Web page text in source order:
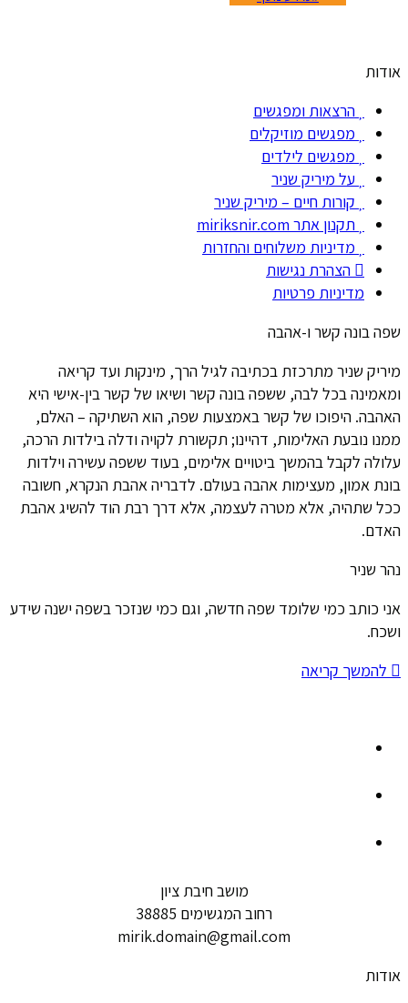
אודות
הרצאות ומפגשים
מפגשים מוזיקלים
מפגשים לילדים
על מיריק שניר
קורות חיים – מיריק שניר
תקנון אתר miriksnir.com
מדיניות משלוחים והחזרות
הצהרת נגישות
מדיניות פרטיות
שפה בונה קשר ו-אהבה
מיריק שניר מתרכזת בכתיבה לגיל הרך, מינקות ועד קריאה
ומאמינה בכל לבה, ששפה בונה קשר ושיאו של קשר בין-אישי היא
האהבה. היפוכו של קשר באמצעות שפה, הוא השתיקה – האלם,
ממנו נובעת האלימות, דהיינו; תקשורת לקויה ודלה בילדות הרכה,
עלולה לקבל בהמשך ביטויים אלימים, בעוד ששפה עשירה וילדות
בונת אמון, מעצימות אהבה בעולם. לדבריה אהבת הנקרא, חשובה
ככל שתהיה, אלא מטרה לעצמה, אלא דרך רבת הוד להשיג אהבת
האדם.
נהר שניר
אני כותב כמי שלומד שפה חדשה, וגם כמי שנזכר בשפה ישנה שידע
ושכח.
להמשך קריאה
מושב חיבת ציון
רחוב המגשימים 38885
mirik.domain@gmail.com
אודות